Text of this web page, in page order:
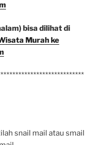
bisa dilihat di
Murah ke
snail mail atau smail